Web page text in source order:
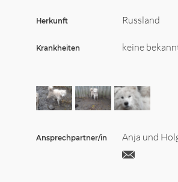
Herkunft Russland
Krankheiten keine
Ansprechpartner/in Anja und